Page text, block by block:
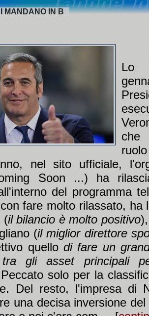
MANDANO IN B
Lo
che
nel sito ufficiale,
Soon ...) ha
del programma
fare molto rilassato, ha
(il bilancio è molto positivo
(il miglior direttore
quello di fare un
gli asset principali
solo per la
Del resto, l'impresa di
una decisa inversione